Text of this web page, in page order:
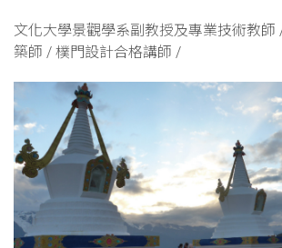
文化大學景觀學系副教授及專業技術教師
築師 / 樸門設計合格講師 /